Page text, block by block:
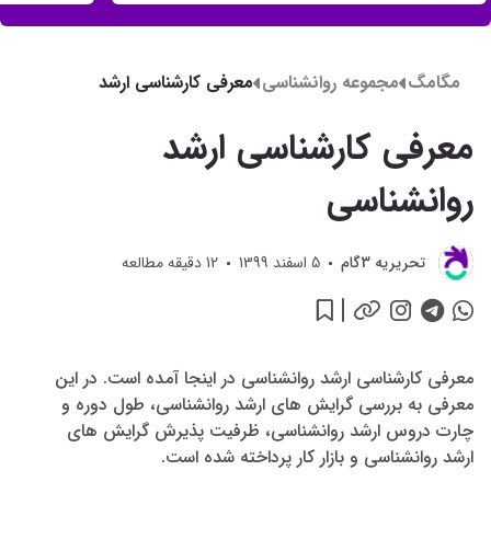
مگامگ مجموعه روانشناسی معرفی کارشناسی ارشد
معرفی کارشناسی ارشد
روانشناسی
تحريريه 3گام 5 اسفند 1399 12دقیقه مطالعه
معرفی کارشناسی ارشد روانشناسی در اینجا آمده است. در این
معرفی به بررسی گرایش های ارشد روانشناسی، طول دوره و
چارت دروس ارشد روانشناسی، ظرفیت پذیرش گرایش های
ارشد روانشناسی و بازار کار پرداخته شده است.